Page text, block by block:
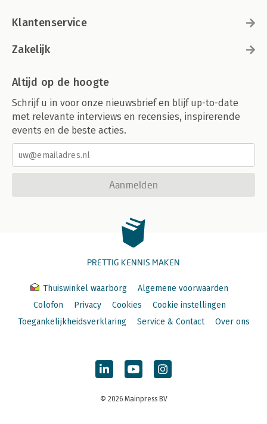
Klantenservice
Zakelijk
Altijd op de hoogte
Schrijf u in voor onze nieuwsbrief en blijf up-to-date
met relevante interviews en recensies, inspirerende
events en de beste acties.
Aanmelden
PRETTIG KENNIS MAKEN
Thuiswinkel waarborg
Algemene voorwaarden
Colofon
Privacy Cookies
Cookie instellingen
Toegankelijkheidsverklaring
Service & Contact Over ons
© 2026 Mainpress BV